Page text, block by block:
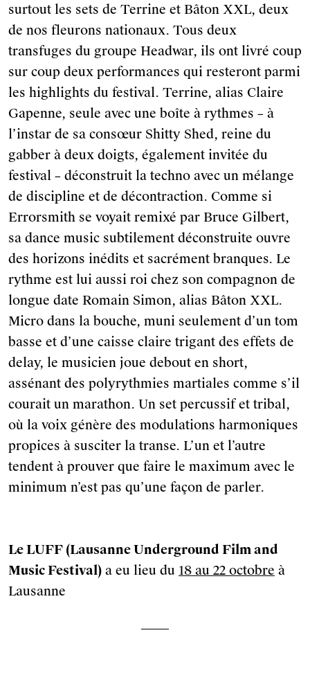
surtout les sets de Terrine et Bâton XXL, deux
de nos fleurons nationaux. Tous deux
transfuges du groupe Headwar, ils ont livré coup
sur coup deux performances qui resteront parmi
les highlights du festival. Terrine, alias Claire
Gapenne, seule avec une boîte à rythmes – à
l’instar de sa consœur Shitty Shed, reine du
gabber à deux doigts, également invitée du
festival – déconstruit la techno avec un mélange
de discipline et de décontraction. Comme si
Errorsmith se voyait remixé par Bruce Gilbert,
sa dance music subtilement déconstruite ouvre
des horizons inédits et sacrément branques. Le
rythme est lui aussi roi chez son compagnon de
longue date Romain Simon, alias Bâton XXL.
Micro dans la bouche, muni seulement d’un tom
basse et d’une caisse claire trigant des effets de
delay, le musicien joue debout en short,
assénant des polyrythmies martiales comme s’il
courait un marathon. Un set percussif et tribal,
où la voix génère des modulations harmoniques
propices à susciter la transe. L’un et l’autre
tendent à prouver que faire le maximum avec le
minimum n’est pas qu’une façon de parler.
Le LUFF (Lausanne Underground Film and
Music Festival) a eu lieu du 18 au 22 octobre à
Lausanne